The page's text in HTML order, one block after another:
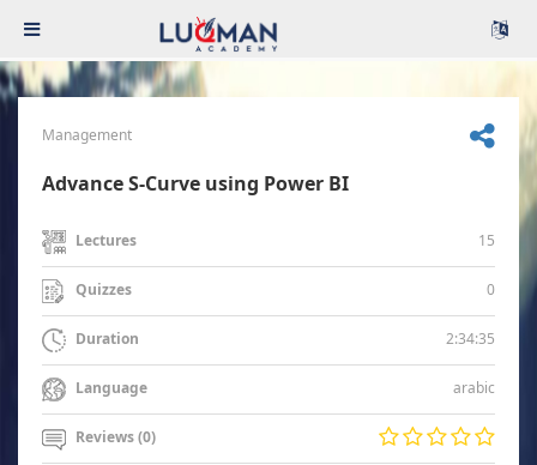
Management
Advance S-Curve using Power BI
Lectures 15
Quizzes 0
Duration 2:34:35
Language arabic
Reviews (0)